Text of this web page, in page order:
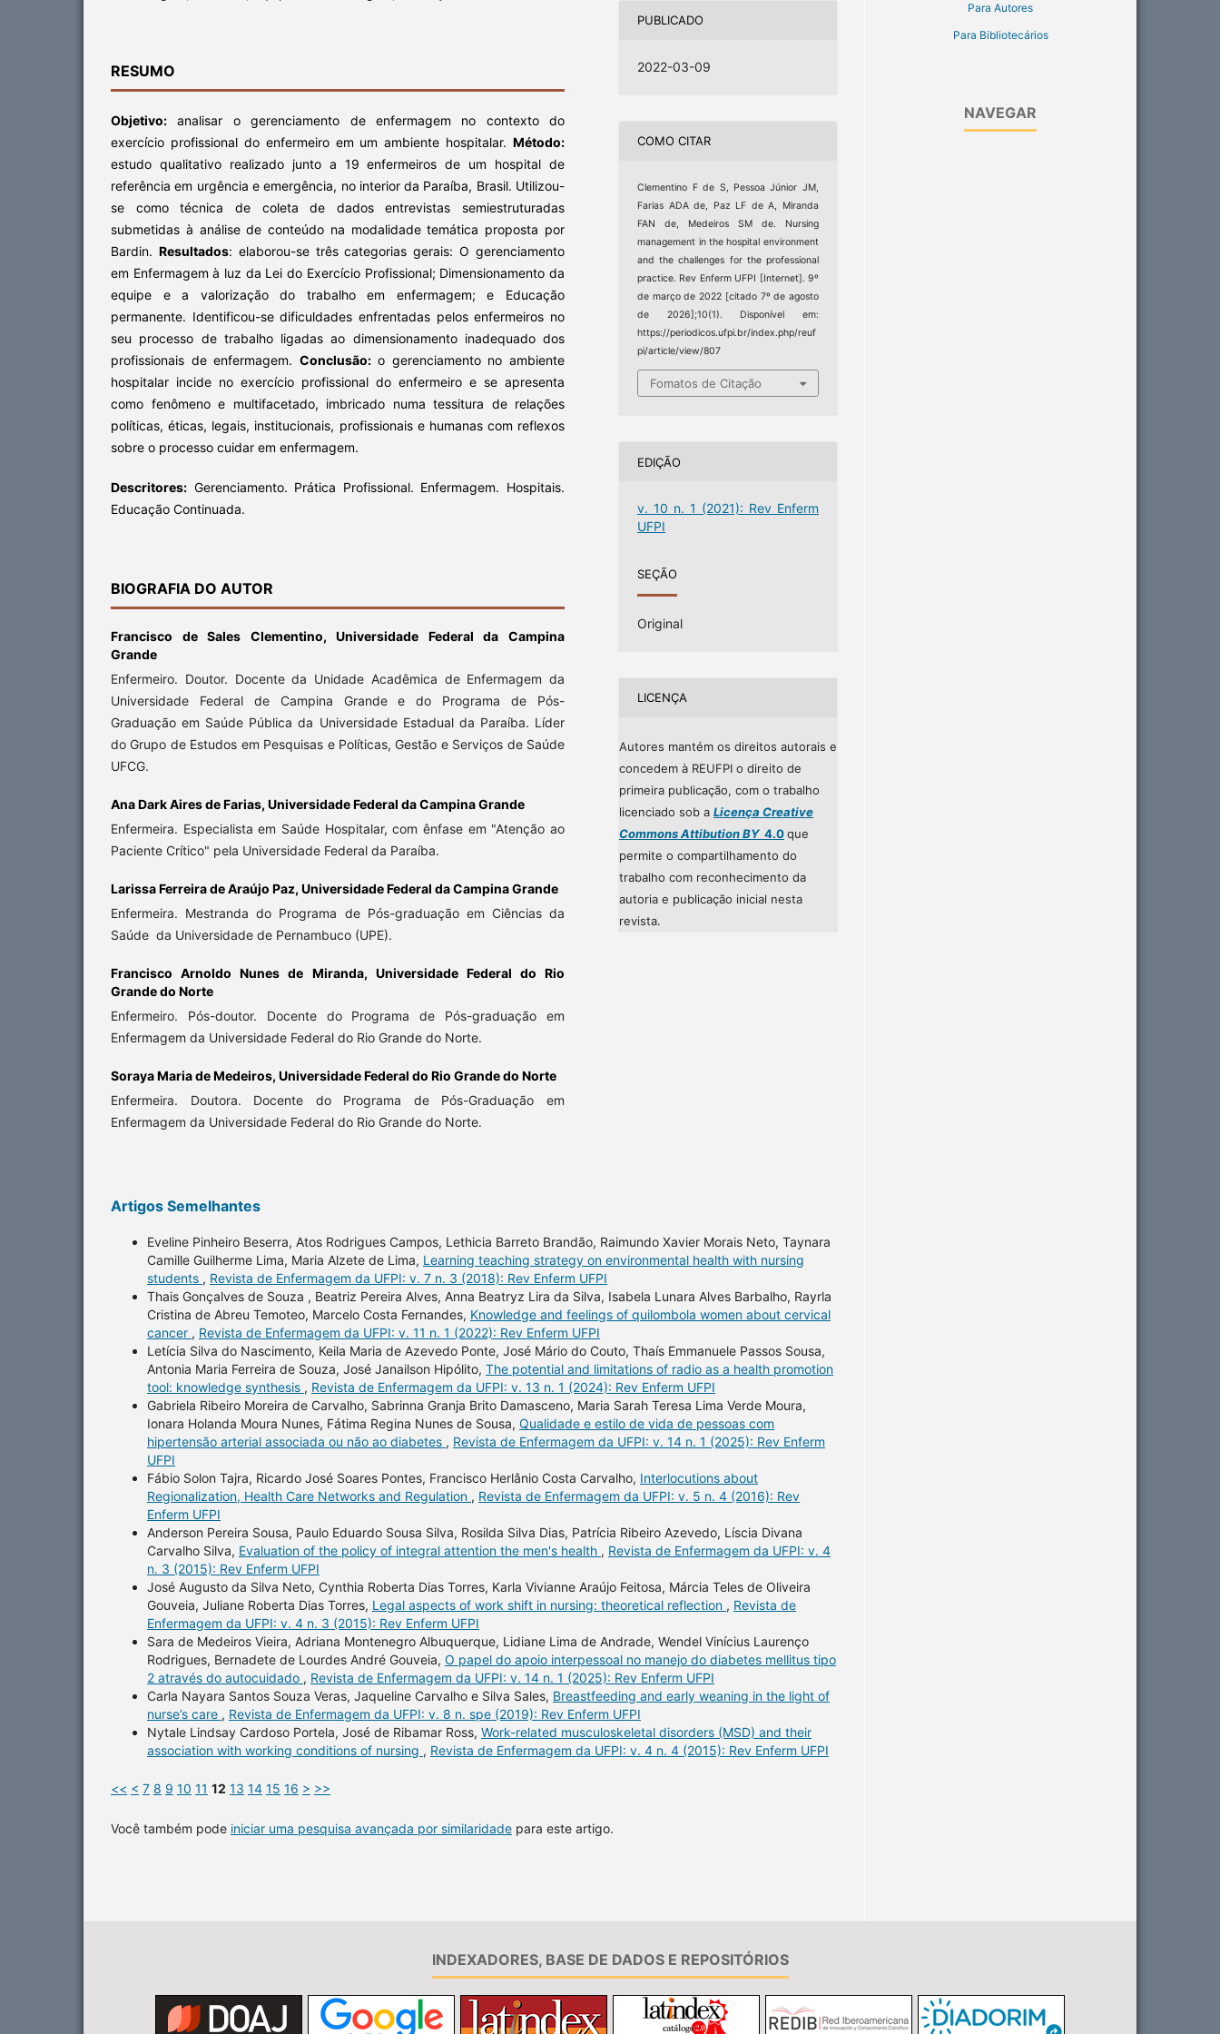
RESUMO
Objetivo: analisar o gerenciamento de enfermagem no contexto do
exercício profissional do enfermeiro em um ambiente hospitalar. Método:
estudo qualitativo realizado junto a 19 enfermeiros de um hospital de
referência em urgência e emergência, no interior da Paraíba, Brasil. Utilizou-
se como técnica de coleta de dados entrevistas semiestruturadas
submetidas à análise de conteúdo na modalidade temática proposta por
Bardin. Resultados: elaborou-se três categorias gerais: O gerenciamento
em Enfermagem à luz da Lei do Exercício Profissional; Dimensionamento da
equipe e a valorização do trabalho em enfermagem; e Educação
permanente. Identificou-se dificuldades enfrentadas pelos enfermeiros no
seu processo de trabalho ligadas ao dimensionamento inadequado dos
profissionais de enfermagem. Conclusão:o gerenciamento no ambiente
hospitalar incide no exercício profissional do enfermeiro e se apresenta
como fenômeno e multifacetado, imbricado numa tessitura de relações
políticas, éticas, legais, institucionais, profissionais e humanas com reflexos
sobre o processo cuidar em enfermagem.
Descritores: Gerenciamento. Prática Profissional. Enfermagem. Hospitais.
Educação Continuada.
BIOGRAFIA DO AUTOR
Francisco de Sales Clementino,Universidade Federal da Campina
Grande
Enfermeiro. Doutor. Docente da Unidade Acadêmica de Enfermagem da
Universidade Federal de Campina Grande e do Programa de Pós-
Graduação em Saúde Pública da Universidade Estadual da Paraíba. Líder
do Grupo de Estudos em Pesquisas e Políticas, Gestão e Serviços de Saúde
UFCG.
Ana Dark Aires de Farias, Universidade Federal da Campina Grande
Enfermeira. Especialista em Saúde Hospitalar, com ênfase em "Atenção ao
Paciente Crítico" pela Universidade Federal da Paraíba.
Larissa Ferreira de Araújo Paz, Universidade Federal da Campina Grande
Enfermeira. Mestranda do Programa de Pós-graduação em Ciências da
Saúde da Universidade de Pernambuco (UPE).
Francisco Arnoldo Nunes de Miranda, Universidade Federal do Rio
Grande do Norte
Enfermeiro. Pós-doutor. Docente do Programa de Pós-graduação em
Enfermagem da Universidade Federal do Rio Grande do Norte.
Soraya Maria de Medeiros, Universidade Federal do Rio Grande do Norte
Enfermeira. Doutora. Docente do Programa de Pós-Graduação em
Enfermagem da Universidade Federal do Rio Grande do Norte.
PUBLICADO
2022-03-09
COMO CITAR
Clementino F de S, Pessoa Júnior JM,
Farias ADA de, Paz LF de A, Miranda
FAN de, Medeiros SM de. Nursing
management in the hospital environment
and the challenges for the professional
practice. Rev Enferm UFPI [Internet]. 9º
de março de 2022 [citado 7º de agosto
de 2026];10(1). Disponível em:
https://periodicos.ufpi.br/index.php/reuf
pi/article/view/807
Fomatos de Citação
EDIÇÃO
v. 10 n. 1 (2021): Rev Enferm
UFPI
SEÇÃO
Original
LICENÇA
Autores mantém os direitos autorais e
concedem à REUFPI o direito de
primeira publicação, com o trabalho
licenciado sob a Licença Creative
Commons Attibution BY4.0que
permite o compartilhamento do
trabalho com reconhecimento da
autoria e publicação inicial nesta
revista.
Artigos Semelhantes
Eveline Pinheiro Beserra, Atos Rodrigues Campos, Lethicia Barreto Brandão, Raimundo Xavier Morais Neto, Taynara
Camille Guilherme Lima, Maria Alzete de Lima, Learning teaching strategy on environmental health with nursing
students , Revista de Enfermagem da UFPI: v. 7 n. 3 (2018): Rev Enferm UFPI
Thais Gonçalves de Souza , Beatriz Pereira Alves, Anna Beatryz Lira da Silva, Isabela Lunara Alves Barbalho, Rayrla
Cristina de Abreu Temoteo, Marcelo Costa Fernandes, Knowledge and feelings of quilombola women about cervical
cancer , Revista de Enfermagem da UFPI: v. 11 n. 1 (2022): Rev Enferm UFPI
Letícia Silva do Nascimento, Keila Maria de Azevedo Ponte, José Mário do Couto, Thaís Emmanuele Passos Sousa,
Antonia Maria Ferreira de Souza, José Janailson Hipólito, The potential and limitations of radio as a health promotion
tool: knowledge synthesis , Revista de Enfermagem da UFPI: v. 13 n. 1 (2024): Rev Enferm UFPI
Gabriela Ribeiro Moreira de Carvalho, Sabrinna Granja Brito Damasceno, Maria Sarah Teresa Lima Verde Moura,
Ionara Holanda Moura Nunes, Fátima Regina Nunes de Sousa, Qualidade e estilo de vida de pessoas com
hipertensão arterial associada ou não ao diabetes , Revista de Enfermagem da UFPI: v. 14 n. 1 (2025): Rev Enferm
UFPI
Fábio Solon Tajra, Ricardo José Soares Pontes, Francisco Herlânio Costa Carvalho, Interlocutions about
Regionalization, Health Care Networks and Regulation , Revista de Enfermagem da UFPI: v. 5 n. 4 (2016): Rev
Enferm UFPI
Anderson Pereira Sousa, Paulo Eduardo Sousa Silva, Rosilda Silva Dias, Patrícia Ribeiro Azevedo, Líscia Divana
Carvalho Silva, Evaluation of the policy of integral attention the men's health , Revista de Enfermagem da UFPI: v. 4
n. 3 (2015): Rev Enferm UFPI
José Augusto da Silva Neto, Cynthia Roberta Dias Torres, Karla Vivianne Araújo Feitosa, Márcia Teles de Oliveira
Gouveia, Juliane Roberta Dias Torres, Legal aspects of work shift in nursing: theoretical reflection , Revista de
Enfermagem da UFPI: v. 4 n. 3 (2015): Rev Enferm UFPI
Sara de Medeiros Vieira, Adriana Montenegro Albuquerque, Lidiane Lima de Andrade, Wendel Vinícius Laurenço
Rodrigues, Bernadete de Lourdes André Gouveia, O papel do apoio interpessoal no manejo do diabetes mellitus tipo
2 através do autocuidado , Revista de Enfermagem da UFPI: v. 14 n. 1 (2025): Rev Enferm UFPI
Carla Nayara Santos Souza Veras, Jaqueline Carvalho e Silva Sales, Breastfeeding and early weaning in the light of
nurse’s care , Revista de Enfermagem da UFPI: v. 8 n. spe (2019): Rev Enferm UFPI
Nytale Lindsay Cardoso Portela, José de Ribamar Ross, Work-related musculoskeletal disorders (MSD) and their
association with working conditions of nursing , Revista de Enfermagem da UFPI: v. 4 n. 4 (2015): Rev Enferm UFPI
<< < 7 8 9 10 11 12 13 14 15 16 > >>
Você também pode iniciar uma pesquisa avançada por similaridade para este artigo.
Para Autores
Para Bibliotecários
NAVEGAR
INDEXADORES, BASE DE DADOS E REPOSITÓRIOS